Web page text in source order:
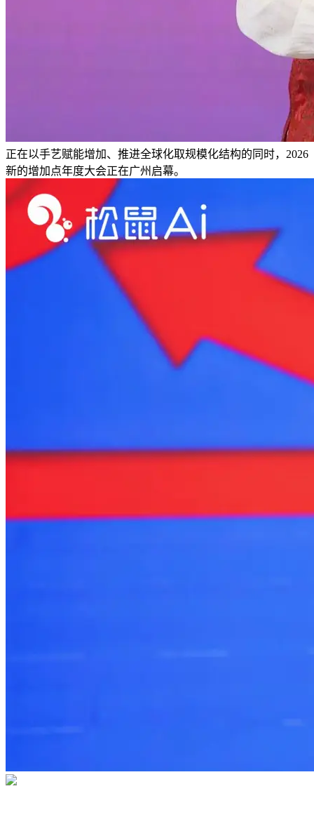
正在以手艺赋能增加、推进全球化取规模化结构的同时，2026
新的增加点年度大会正在广州启幕。